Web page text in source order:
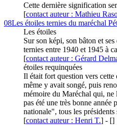
Cette dernière signification
[contact auteur : Mathieu
08Les étoiles ternies du maréchal
Les étoiles
Sur son képi, son bâton et
ternies entre 1940 et 1945 à
[contact auteur : Gérard
étoiles requinquées
Il était fort question vers
même y avait songé, puis
mémoire du Maréchal qui,
pas été une très bonne
nationale", tous les
[contact auteur : Henri T.] - []